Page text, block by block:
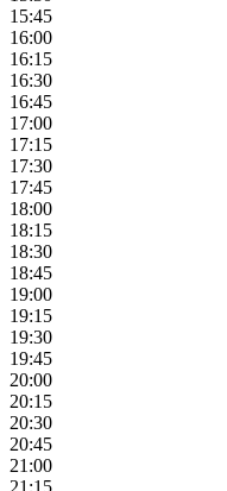
15:45
16:00
16:15
16:30
16:45
17:00
17:15
17:30
17:45
18:00
18:15
18:30
18:45
19:00
19:15
19:30
19:45
20:00
20:15
20:30
20:45
21:00